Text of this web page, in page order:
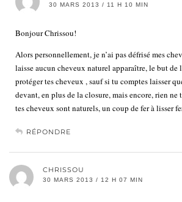
30 MARS 2013 / 11 H 10 MIN
Bonjour Chrissou!
Alors personnellement, je n’ai pas défrisé mes
laisse aucun cheveux naturel apparaître, le but de
protéger tes cheveux , sauf si tu comptes laisser
devant, en plus de la closure, mais encore, rien ne
tes cheveux sont naturels, un coup de fer à lisser
RÉPONDRE
CHRISSOU
30 MARS 2013 / 12 H 07 MIN